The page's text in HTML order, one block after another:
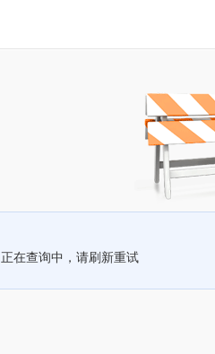
正在查询中，请刷新重试